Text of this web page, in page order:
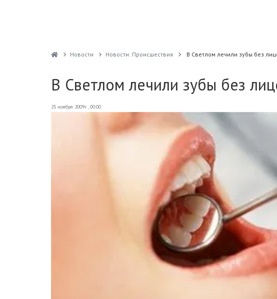
Новости Новости: Происшествия В Светлом лечили зубы без
В Светлом лечили зубы без
25 ноября 2009г., 00:00